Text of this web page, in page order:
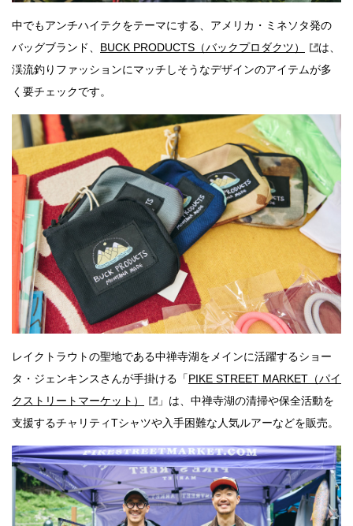
中でもアンチハイテクをテーマにする、アメリカ・ミネソタ発の
バッグブランド、 BUCK PRODUCTS（バックプロダクツ）
は、
渓流釣りファッションにマッチしそうなデザインのアイテムが多
く要チェックです。
レイクトラウトの聖地である中禅寺湖をメインに活躍するショー
タ・ジェンキンスさんが手掛ける「PIKE STREET MARKET（パイ
クストリートマーケット）
」は、中禅寺湖の清掃や保全活動を
支援するチャリティTシャツや入手困難な人気ルアーなどを販売。